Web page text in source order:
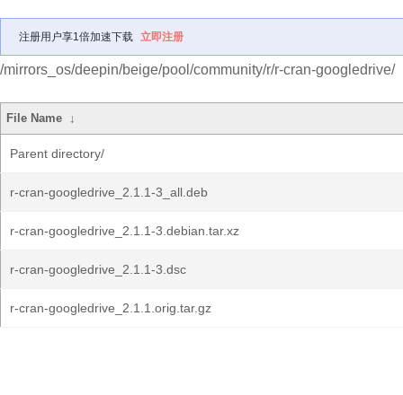
注册用户享1倍加速下载 立即注册
/mirrors_os/deepin/beige/pool/community/r/r-cran-googledrive/
File Name ↓
Parent directory/
r-cran-googledrive_2.1.1-3_all.deb
r-cran-googledrive_2.1.1-3.debian.tar.xz
r-cran-googledrive_2.1.1-3.dsc
r-cran-googledrive_2.1.1.orig.tar.gz